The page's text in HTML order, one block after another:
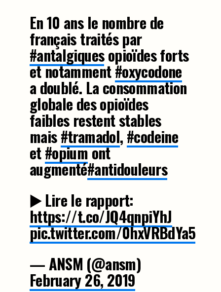
En 10 ans le nombre de
français traités par
#antalgiquesopioïdes forts
et notamment#oxycodone
a doublé. La consommation
globale des opioïdes
faibles restent stables
mais#tramadol, #codeine
et#opiumont
augmenté#antidouleurs
▶️ Lire le rapport:
https://t.co/JQ4qnpiYhJ
pic.twitter.com/0hxVRBdYa5
— ANSM (@ansm)
February 26, 2019